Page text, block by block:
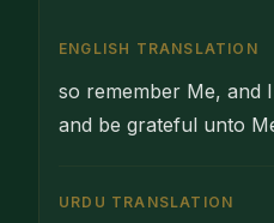
ENGLISH TRANSLATION
so remember Me, and
and be grateful unto
URDU TRANSLATION